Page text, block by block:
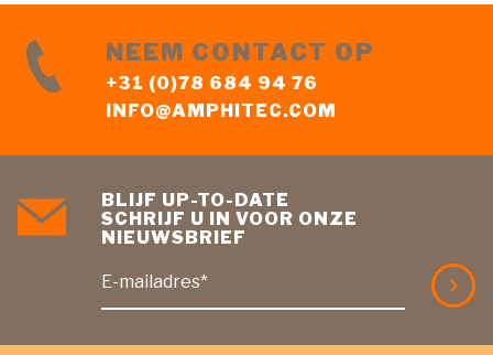
NEEM CONTACT OP
+31 (0)78 684 94 76
INFO@AMPHITEC.COM
BLIJF UP-TO-DATE
SCHRIJF U IN VOOR ONZE
NIEUWSBRIEF
E-mailadres*